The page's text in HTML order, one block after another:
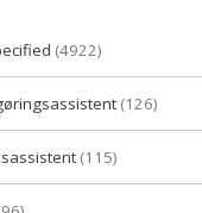
(4922)
(126)
(115)